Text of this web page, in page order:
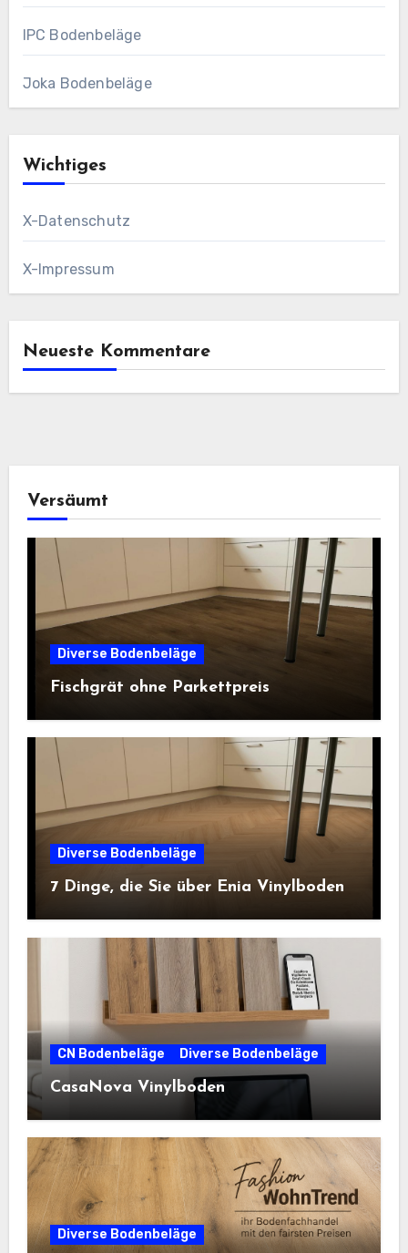
IPC Bodenbeläge
Joka Bodenbeläge
Wichtiges
X-Datenschutz
X-Impressum
Neueste Kommentare
Versäumt
Diverse Bodenbeläge
Fischgrät ohne Parkettpreis
Diverse Bodenbeläge
7 Dinge, die Sie über Enia Vinylboden
CN Bodenbeläge Diverse Bodenbeläge
CasaNova Vinylboden
Diverse Bodenbeläge